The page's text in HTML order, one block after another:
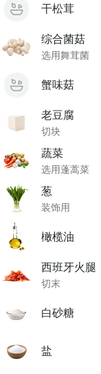
干松茸
综合菌菇
选用舞茸菌
蟹味菇
老豆腐
切块
蔬菜
选用蓬蒿菜
葱
装饰用
橄榄油
西班牙火腿
切末
白砂糖
盐